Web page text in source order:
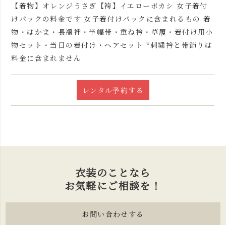
【着物】オレンジうさぎ【袴】イエローボカシ 女子着付
けパックの料金です 女子着付けパックに含まれるもの 着
物・はかま・長襦袢・半幅帯・重ね衿・草履・着付け用小
物セット・当日の着付け・ヘアセット *刺繍衿と帯飾りは
料金に含まれません
レンタル予約する
衣装のことなら
お気軽にご相談を！
お問い合わせする